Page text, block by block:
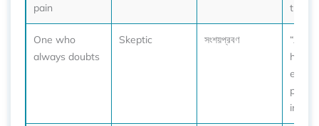
pain
One who
always doubts
Skeptic সংশয়প্রবণ
“As a
he
every
piece